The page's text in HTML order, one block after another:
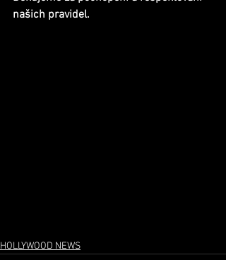
našich pravidel.
HOLLYWOOD NEWS